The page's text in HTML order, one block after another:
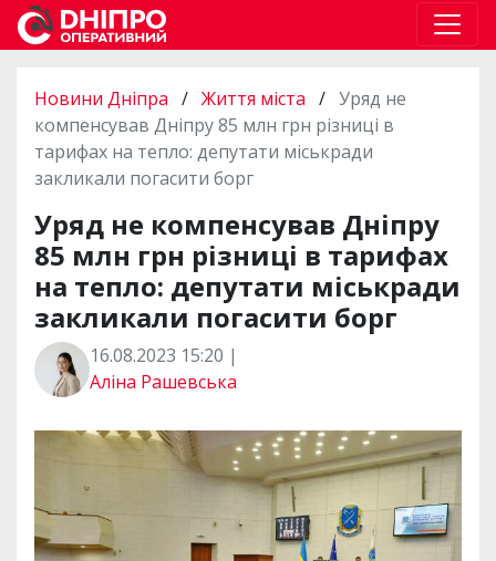
Новини Дніпра / Життя міста / Уряд не
компенсував Дніпру 85 млн грн різниці в
тарифах на тепло: депутати міськради
закликали погасити борг
Уряд не компенсував Дніпру
85 млн грн різниці в тарифах
на тепло: депутати міськради
закликали погасити борг
16.08.2023 15:20 |
Аліна Рашевська